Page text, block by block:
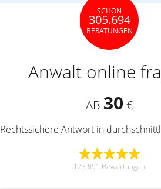
SCHON
305.694
BERATUNGEN
Anwalt online
AB 30 €
Rechtssichere Antwort in
123.891 Bewertungen